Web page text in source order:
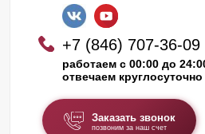
+7 (846) 707-36-09
работаем с 00:00 до
отвечаем круглосуточно
Заказать звонок
позвоним за наш счет